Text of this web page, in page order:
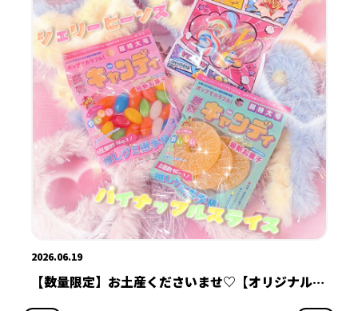
2026.07.22
【新商品】氷キャンディに溶けないチョコ！？夏に